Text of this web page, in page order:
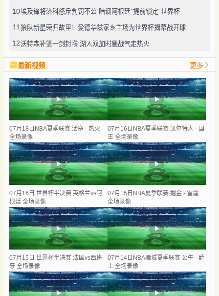
10埃及锋将济科怒斥判罚不公 暗讽阿根廷"提前锁定"世界杯
11狼队新星荣归故里！爱德华兹家乡主场为世界杯揭幕战开球
12沃特森补篮一剑封喉 湖人双加时鏖战气走热火
最新视频 更多
07月18日NBA夏季联赛 活塞 - 热火
全场录像
07月16日NBA夏季联赛 凯尔特人 - 国
王 全场录像
07月16日 世界杯半决赛 英格兰vs阿
根廷 全场录像
07月15日NBA夏季联赛 掘金 - 雷霆
全场录像
07月15日 世界杯半决赛 法国vs西班
牙 全场录像
07月14日NBA赌城夏季联赛 公牛 - 爵
士 全场录像